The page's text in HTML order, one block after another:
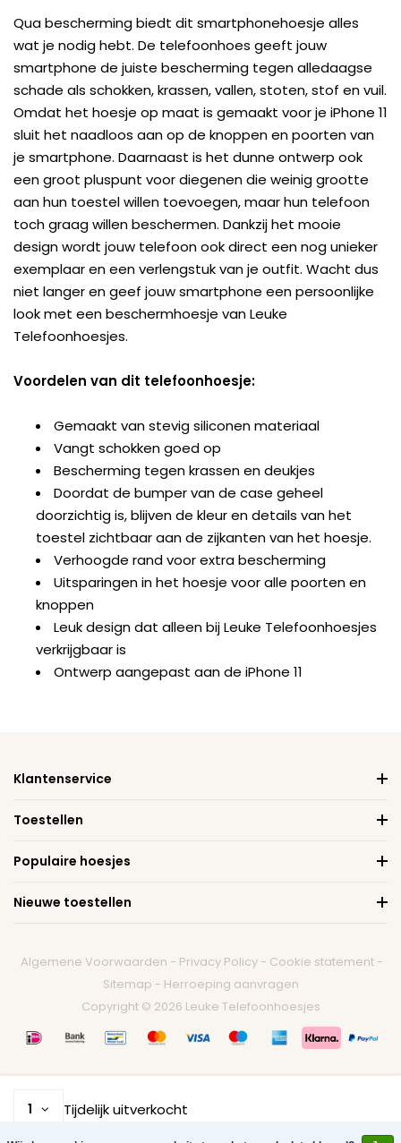
Qua bescherming biedt dit smartphonehoesje alles
wat je nodig hebt. De telefoonhoes geeft jouw
smartphone de juiste bescherming tegen alledaagse
schade als schokken, krassen, vallen, stoten, stof en vuil.
Omdat het hoesje op maat is gemaakt voor je iPhone 11
sluit het naadloos aan op de knoppen en poorten van
je smartphone. Daarnaast is het dunne ontwerp ook
een groot pluspunt voor diegenen die weinig grootte
aan hun toestel willen toevoegen, maar hun telefoon
toch graag willen beschermen. Dankzij het mooie
design wordt jouw telefoon ook direct een nog unieker
exemplaar en een verlengstuk van je outfit. Wacht dus
niet langer en geef jouw smartphone een persoonlijke
look met een beschermhoesje van Leuke
Telefoonhoesjes.
Voordelen van dit telefoonhoesje:
Gemaakt van stevig siliconen materiaal
Vangt schokken goed op
Bescherming tegen krassen en deukjes
Doordat de bumper van de case geheel
doorzichtig is, blijven de kleur en details van het
toestel zichtbaar aan de zijkanten van het hoesje.
Verhoogde rand voor extra bescherming
Uitsparingen in het hoesje voor alle poorten en
knoppen
Leuk design dat alleen bij Leuke Telefoonhoesjes
verkrijgbaar is
Ontwerp aangepast aan de iPhone 11
Klantenservice
Toestellen
Populaire hoesjes
Nieuwe toestellen
Algemene Voorwaarden - Privacy Policy - Cookie statement -
Sitemap - Herroeping aanvragen
Copyright © 2026 Leuke Telefoonhoesjes
1 Tijdelijk uitverkocht